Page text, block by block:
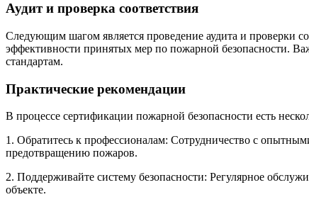
Аудит и проверка соответствия
Следующим шагом является проведение аудита и проверки
эффективности принятых мер по пожарной безопасности.
стандартам.
Практические рекомендации
В процессе сертификации пожарной безопасности есть
1. Обратитесь к профессионалам: Сотрудничество с
предотвращению пожаров.
2. Поддерживайте систему безопасности: Регулярное
объекте.